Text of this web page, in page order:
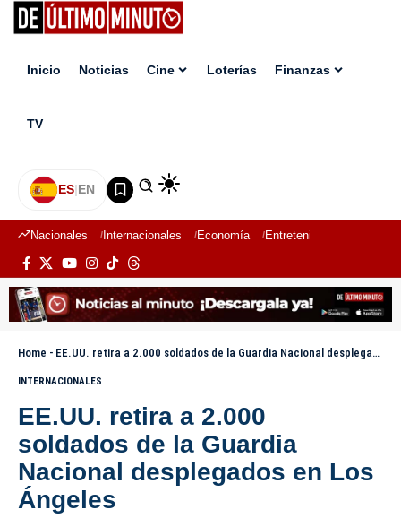
Inicio Noticias Cine Loterías Finanzas
TV
ES|EN
Nacionales Internacionales Economía Entretenimiento
Home - EE.UU. retira a 2.000 soldados de la Guardia Nacional desplegados en Los Ángeles
INTERNACIONALES
EE.UU. retira a 2.000
soldados de la Guardia
Nacional desplegados en Los
Ángeles